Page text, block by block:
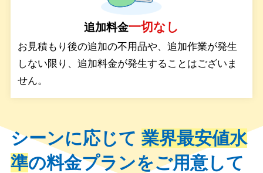
追加料金一切なし
お見積もり後の追加の不用品や、追加作業が発生
しない限り、追加料金が発生することはございま
せん。
シーンに応じて 業界最安値水
準の料金プランをご用意して